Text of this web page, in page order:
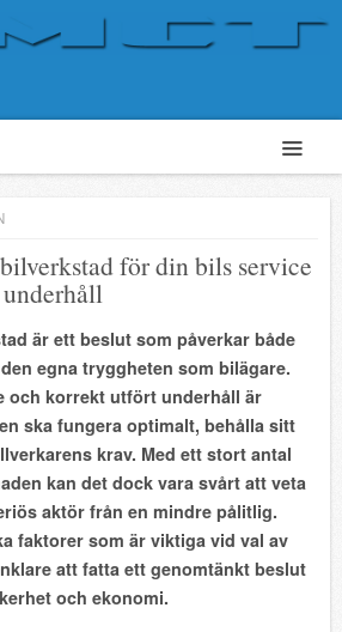
för din bils service
är ett beslut som påverkar både
egna tryggheten som bilägare.
och korrekt utfört underhåll är
ska fungera optimalt, behålla sitt
krav. Med ett stort antal
kan det dock vara svårt att veta
aktör från en mindre pålitlig.
faktorer som är viktiga vid val av
att fatta ett genomtänkt beslut
och ekonomi.